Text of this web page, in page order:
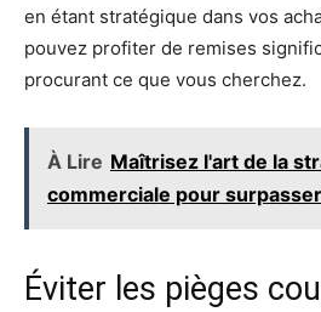
en étant stratégique dans vos
pouvez profiter de remises
procurant ce que vous cherchez.
À Lire Maîtrisez l'art de la
commerciale pour
Éviter les pièges